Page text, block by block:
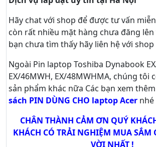
Hãy chatvới shop để được tư vấn
còn rất nhiều mặt hàng chưa đăng
bạn chưa tìm thấy hãy liên hệ với shop
Ngoài Pin laptop Toshiba Dynabook
EX/46MWH, EX/48MWHMA, chúng tôi
sản phẩm khác nữa Các bạn xem
sách PIN DÙNG CHO laptop Acer nhé
CHÂN THÀNH CẢM ƠN QUÝ
KHÁCH CÓ TRẢI NGHIỆM MUA SẮM
VỜI NHẤT !